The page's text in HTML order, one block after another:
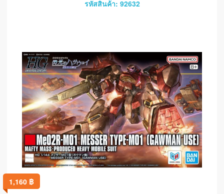
รหัสสินค้า: 92632
1,160 ฿